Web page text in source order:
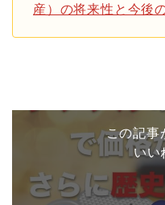
産）の将来性と今後
この記事
いい